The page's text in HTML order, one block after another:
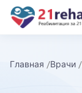
Главная Врачи